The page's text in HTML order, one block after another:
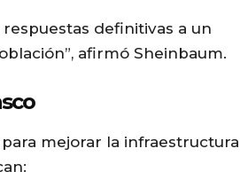
definitivas a un
afirmó Sheinbaum.
mejorar la infraestructura